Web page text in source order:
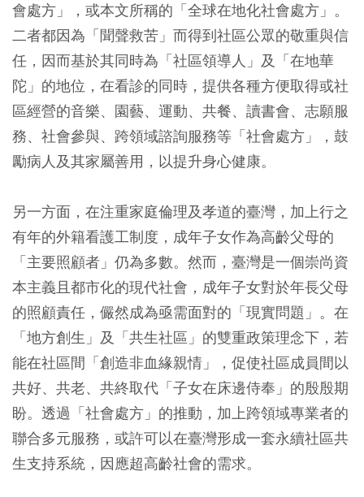
會處方」，或本文所稱的「全球在地化社會處方」。
二者都因為「聞聲救苦」而得到社區公眾的敬重與信
任，因而基於其同時為「社區領導人」及「在地華
陀」的地位，在看診的同時，提供各種方便取得或社
區經營的音樂、園藝、運動、共餐、讀書會、志願服
務、社會參與、跨領域諮詢服務等「社會處方」，鼓
勵病人及其家屬善用，以提升身心健康。
另一方面，在注重家庭倫理及孝道的臺灣，加上行之
有年的外籍看護工制度，成年子女作為高齡父母的
「主要照顧者」仍為多數。然而，臺灣是一個崇尚資
本主義且都市化的現代社會，成年子女對於年長父母
的照顧責任，儼然成為亟需面對的「現實問題」。在
「地方創生」及「共生社區」的雙重政策理念下，若
能在社區間「創造非血緣親情」，促使社區成員間以
共好、共老、共終取代「子女在床邊侍奉」的殷殷期
盼。透過「社會處方」的推動，加上跨領域專業者的
聯合多元服務，或許可以在臺灣形成一套永續社區共
生支持系統，因應超高齡社會的需求。